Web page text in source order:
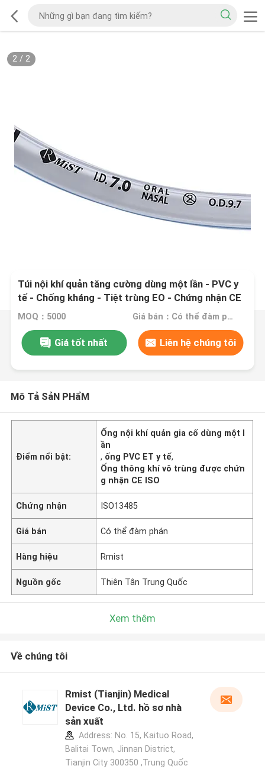
2/ 2
Túi nội khí quản tăng cường dùng một lần - PVC y
tế - Chống kháng - Tiệt trùng EO - Chứng nhận CE
& ISO
MOQ：5000 Giá bán：Có thể đàm phán
Giá tốt nhất Liên hệ chúng tôi
Mô Tả SảN PHẩM
Điểm nổi bật:
Ống nội khí quản gia cố dùng một l
ần
, ống PVC ET y tế,
Ống thông khí vô trùng được chứn
g nhận CE ISO
Chứng nhận ISO13485
Giá bán Có thể đàm phán
Hàng hiệu Rmist
Nguồn gốc Thiên Tân Trung Quốc
Xem thêm
Về chúng tôi
Rmist (Tianjin) Medical
Device Co., Ltd. hồ sơ nhà
sản xuất
Address: No. 15, Kaituo Road,
Balitai Town, Jinnan District,
Tianjin City 300350 ,Trung Quốc